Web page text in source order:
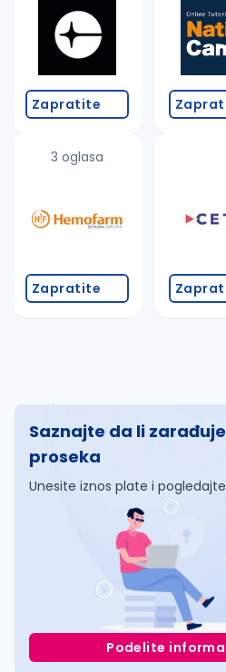
Takođe možete da:
proverite pravopisne
povećajte radijus za
promenite odabrane
Zapratite
3 oglasa
Zapratite
Saznajte da li
proseka
Unesite iznos plate i
Podelite